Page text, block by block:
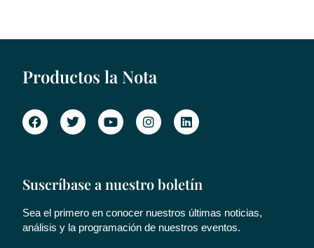
Productos la Nota
Suscríbase a nuestro boletín
Sea el primero en conocer nuestros últimas noticias,
análisis y la programación de nuestros eventos.